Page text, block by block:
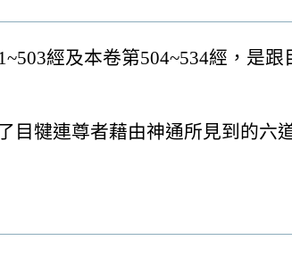
經及本卷第504~534經，是跟
目犍連尊者藉由神通所見到的六